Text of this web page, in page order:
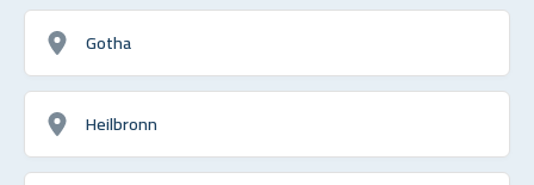
Gotha
Heilbronn